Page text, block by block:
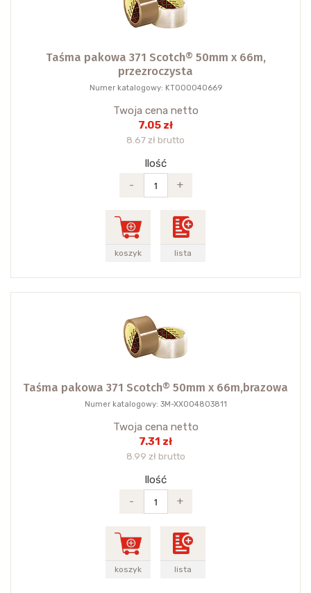
Taśma pakowa 371 Scotch® 50mm x 66m,
przezroczysta
Numer katalogowy: KT000040669
Twoja cena netto
7.05 zł
8.67 zł brutto
Ilość
-
+
koszyk lista
Taśma pakowa 371 Scotch® 50mm x 66m,brazowa
Numer katalogowy: 3M-XX004803811
Twoja cena netto
7.31 zł
8.99 zł brutto
Ilość
-
+
koszyk lista